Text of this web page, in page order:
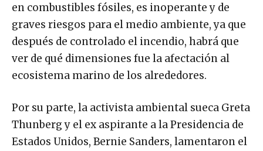
en combustibles fósiles, es inoperante y de
graves riesgos para el medio ambiente, ya que
después de controlado el incendio, habrá que
ver de qué dimensiones fue la afectación al
ecosistema marino de los alrededores.
Por su parte, la activista ambiental sueca Greta
Thunberg y el ex aspirante a la Presidencia de
Estados Unidos, Bernie Sanders, lamentaron el